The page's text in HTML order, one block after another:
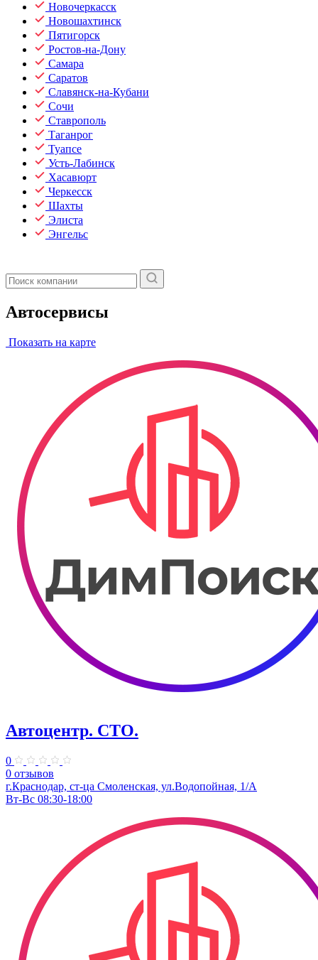
Новочеркасск
Новошахтинск
Пятигорск
Ростов-на-Дону
Самара
Саратов
Славянск-на-Кубани
Сочи
Ставрополь
Таганрог
Туапсе
Усть-Лабинск
Хасавюрт
Черкесск
Шахты
Элиста
Энгельс
Автосервисы
Показать на карте
Автоцентр. СТО.
0
0 отзывов
г.Краснодар, ст-ца Смоленская, ул.Водопойная, 1/А
Вт-Вс 08:30-18:00